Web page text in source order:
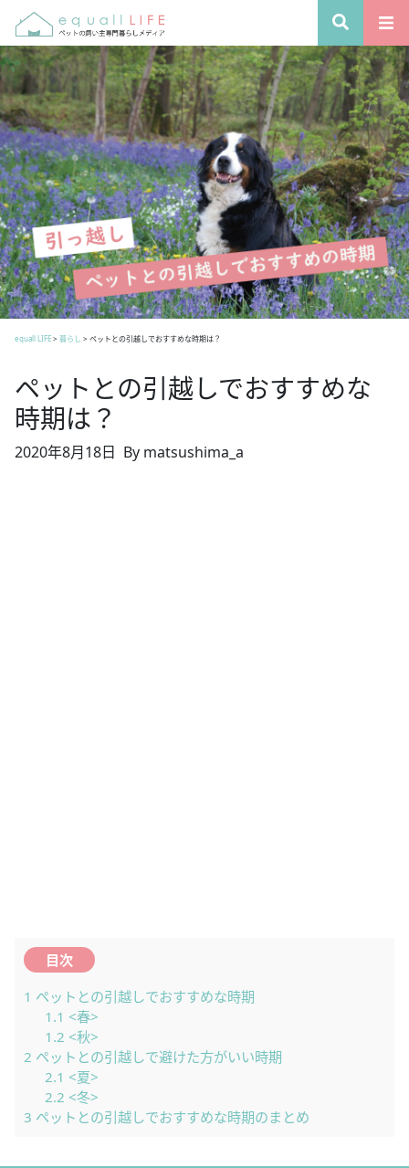
equall LIFE> 暮らし > ペットとの引越しでおすすめな時期は？
ペットとの引越しでおすすめな
時期は？
2020年8月18日 By matsushima_a
目次
1 ペットとの引越しでおすすめな時期
1.1 <春>
1.2 <秋>
2 ペットとの引越しで避けた方がいい時期
2.1 <夏>
2.2 <冬>
3 ペットとの引越しでおすすめな時期のまとめ